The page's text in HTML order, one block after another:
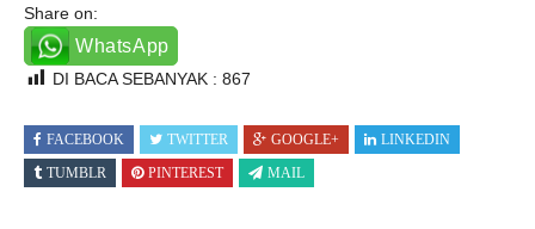
Share on:
WhatsApp
DI BACA SEBANYAK : 867
FACEBOOK TWITTER GOOGLE+
LINKEDIN
TUMBLR
PINTEREST MAIL